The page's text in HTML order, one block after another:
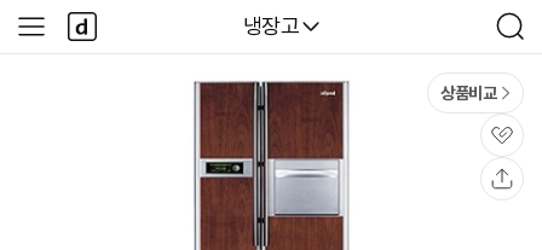
다나와
냉장고
검
색
사
이
다
나
와
상품비교
관
심